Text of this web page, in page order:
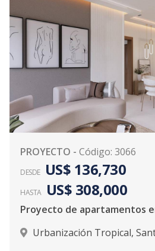
PROYECTO - Código: 3066
DESDE US$ 136,730
HASTA US$ 308,000
Proyecto de apartamentos
Urbanización Tropical,